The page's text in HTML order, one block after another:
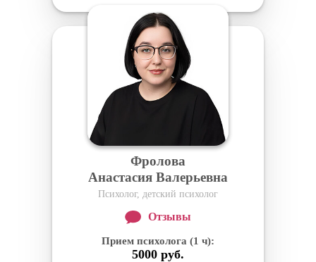
Фролова
Анастасия Валерьевна
Психолог, детский психолог
Отзывы
Прием психолога (1 ч):
5000 руб.